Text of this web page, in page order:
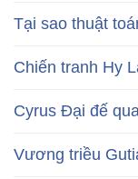
Tại sao thuật
Chiến tranh Hy
Cyrus Đại đế
Vương triều